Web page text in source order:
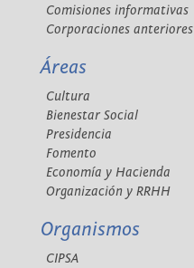
Comisiones informativas
Corporaciones anteriores
Áreas
Cultura
Bienestar Social
Presidencia
Fomento
Economía y Hacienda
Organización y RRHH
Organismos
CIPSA